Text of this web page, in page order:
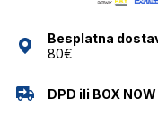
Besplatna
80€
DPD ili BOX